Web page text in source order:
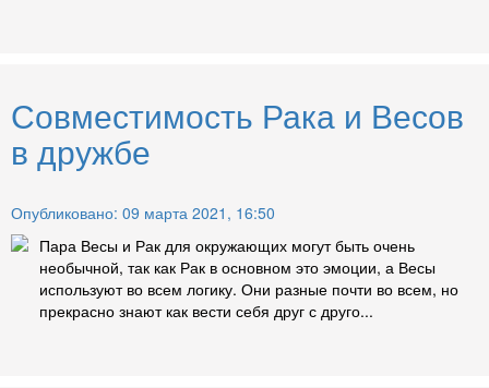
Совместимость Рака и Весов
в дружбе
Опубликовано: 09 марта 2021, 16:50
Пара Весы и Рак для окружающих могут быть очень
необычной, так как Рак в основном это эмоции, а Весы
используют во всем логику. Они разные почти во всем, но
прекрасно знают как вести себя друг с друго...